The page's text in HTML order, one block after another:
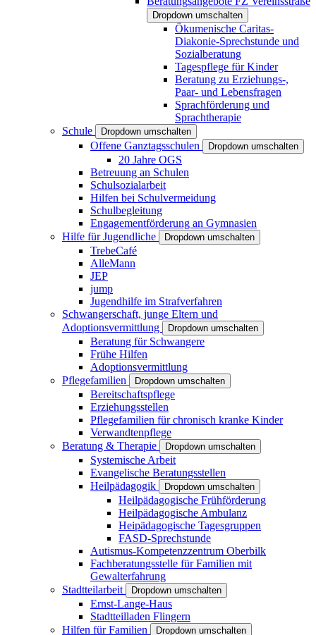
Dropdown umschalten
Ökumenische Caritas-
Diakonie-Sprechstunde und
Sozialberatung
Tagespflege für Kinder
Beratung zu Erziehungs-,
Paar- und Lebensfragen
Sprachförderung und
Sprachtherapie
Schule
Dropdown umschalten
Offene Ganztagsschulen Dropdown umschalten
20 Jahre OGS
Betreuung an Schulen
Schulsozialarbeit
Hilfen bei Schulvermeidung
Schulbegleitung
Engagementförderung an Gymnasien
Hilfe für Jugendliche
Dropdown umschalten
TrebeCafé
AlleMann
JEP
jump
Jugendhilfe im Strafverfahren
Schwangerschaft, junge Eltern und
Adoptionsvermittlung
Dropdown umschalten
Beratung für Schwangere
Frühe Hilfen
Adoptionsvermittlung
Pflegefamilien
Dropdown umschalten
Bereitschaftspflege
Erziehungsstellen
Pflegefamilien für chronisch kranke Kinder
Verwandtenpflege
Beratung & Therapie
Dropdown umschalten
Systemische Arbeit
Evangelische Beratungsstellen
Heilpädagogik
Dropdown umschalten
Heilpädagogische Frühförderung
Heilpädagogische Ambulanz
Heipädagogische Tagesgruppen
FASD-Sprechstunde
Autismus-Kompetenzzentrum Oberbilk
Fachberatungsstelle für Familien mit
Gewalterfahrung
Stadtteilarbeit
Dropdown umschalten
Ernst-Lange-Haus
Stadtteilladen Flingern
Hilfen für Familien
Dropdown umschalten